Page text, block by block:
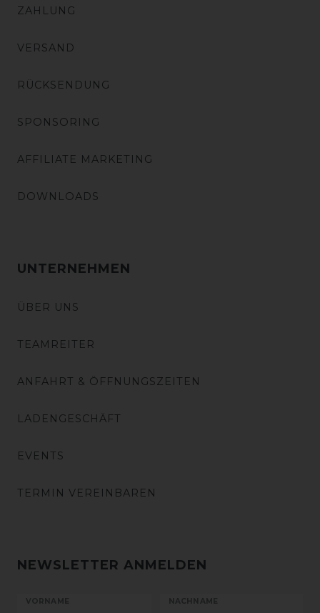
ZAHLUNG
VERSAND
RÜCKSENDUNG
SPONSORING
AFFILIATE MARKETING
DOWNLOADS
UNTERNEHMEN
ÜBER UNS
TEAMREITER
ANFAHRT & ÖFFNUNGSZEITEN
LADENGESCHÄFT
EVENTS
TERMIN VEREINBAREN
NEWSLETTER ANMELDEN
VORNAME NACHNAME